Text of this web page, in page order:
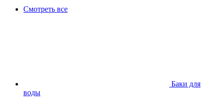
Смотреть все
Баки для
воды